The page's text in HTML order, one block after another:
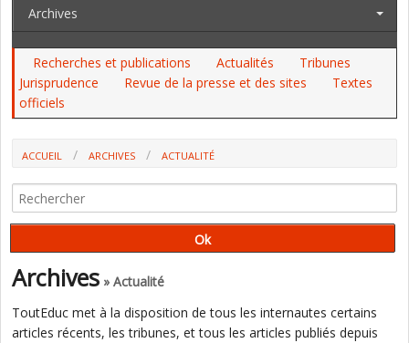
Archives
Recherches et publications Actualités
Tribunes
Jurisprudence
Revue de la presse et des sites
Textes
officiels
ACCUEIL ARCHIVES
ACTUALITÉ
L'ENSEIGNEMENT AGRICOLE ?
Archives » Actualité
ToutEduc met à la disposition de tous les internautes certains
articles récents, les tribunes, et tous les articles publiés depuis